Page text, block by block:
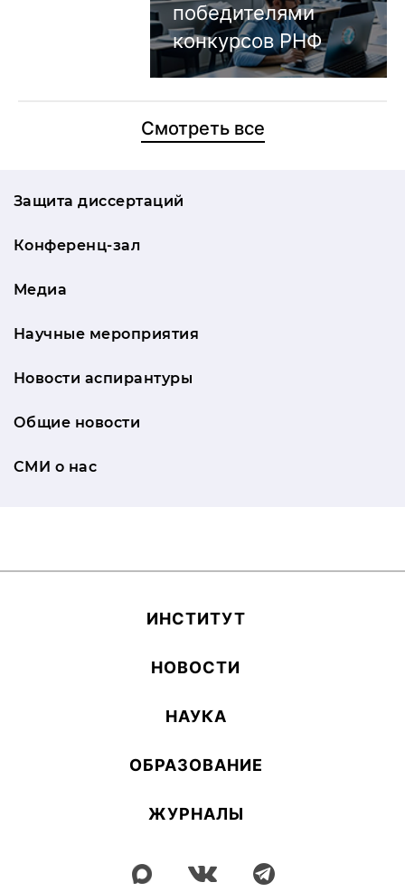
победителями
конкурсов РНФ
Смотреть все
Защита диссертаций
Конференц-зал
Медиа
Научные мероприятия
Новости аспирантуры
Общие новости
СМИ о нас
ИН­СТИ­ТУТ
НОВОСТИ
НАУКА
ОБ­РА­ЗОВА­НИЕ
ЖУРНАЛЫ